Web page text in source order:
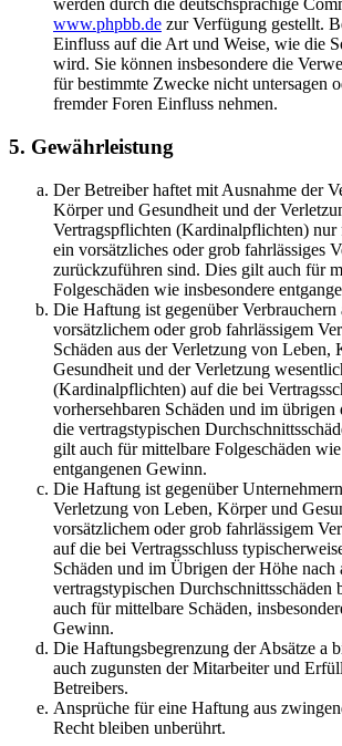
werden durch die deutschsprachige
www.phpbb.de zur Verfügung gestellt.
Einfluss auf die Art und Weise, wie die
wird. Sie können insbesondere die
für bestimmte Zwecke nicht untersagen
fremder Foren Einfluss nehmen.
5. Gewährleistung
Der Betreiber haftet mit Ausnahme der
Körper und Gesundheit und der
Vertragspflichten (Kardinalpflichten) nur
ein vorsätzliches oder grob fahrlässiges
zurückzuführen sind. Dies gilt auch für
Folgeschäden wie insbesondere
Die Haftung ist gegenüber Verbrauchern
vorsätzlichem oder grob fahrlässigem
Schäden aus der Verletzung von Leben,
Gesundheit und der Verletzung
(Kardinalpflichten) auf die bei
vorhersehbaren Schäden und im
die vertragstypischen
gilt auch für mittelbare Folgeschäden
entgangenen Gewinn.
Die Haftung ist gegenüber
Verletzung von Leben, Körper und
vorsätzlichem oder grob fahrlässigem
auf die bei Vertragsschluss
Schäden und im Übrigen der Höhe nach
vertragstypischen Durchschnittsschäden
auch für mittelbare Schäden,
Gewinn.
Die Haftungsbegrenzung der Absätze a
auch zugunsten der Mitarbeiter und
Betreibers.
Ansprüche für eine Haftung aus
Recht bleiben unberührt.